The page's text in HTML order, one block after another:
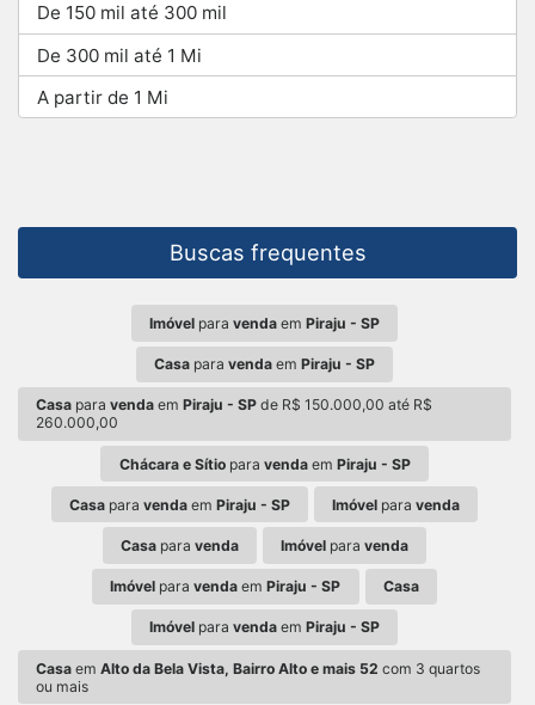
De 150 mil até 300 mil
De 300 mil até 1 Mi
A partir de 1 Mi
Buscas frequentes
Imóvel para venda em Piraju - SP
Casa para venda em Piraju - SP
Casa paravenda emPiraju - SP de R$ 150.000,00 até R$
260.000,00
Chácara e Sítiopara vendaem Piraju - SP
Casapara vendaem Piraju - SP Imóvel paravenda
Casapara venda Imóvel paravenda
Imóvel paravenda emPiraju - SP Casa
Imóvel para venda em Piraju - SP
Casa emAlto da Bela Vista, Bairro Alto e mais 52 com 3 quartos
ou mais